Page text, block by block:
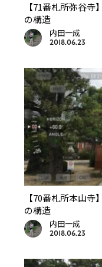
【71番札所弥谷
の構造
内田一成
2018.06.23
【70番札所本山
の構造
内田一成
2018.06.23